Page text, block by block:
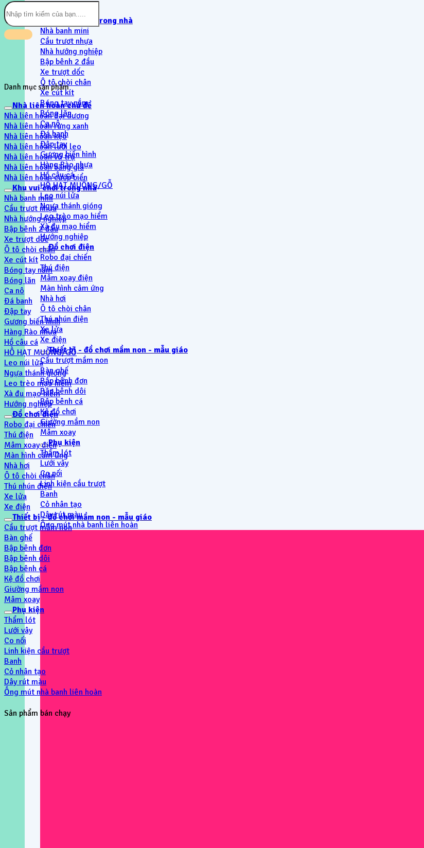
Khu vui chơi trong nhà
Nhà banh mini
Cầu trươt nhựa
Nhà hướng nghiệp
Bập bênh 2 đầu
Xe trượt dốc
Ô tô chòi chân
Xe cút kít
Bóng tay nắm
Bóng lăn
Ca nô
Đá banh
Đập tay
Gương biến hình
Hàng Rào nhựa
Hồ câu cá
HỒ HẠT MUỒNG/GỖ
Leo núi lửa
Ngựa thánh gióng
Leo trèo mạo hiểm
Xà đu mạo hiểm
Hướng nghiệp
Đồ chơi điện
Robo đại chiến
Thú điện
Mâm xoay điện
Màn hình cảm ứng
Nhà hơi
Ô tô chòi chân
Thú nhún điện
Xe lửa
Xe điện
Thiết bị - đồ chơi mầm non - mẫu giáo
Cầu trượt mầm non
Bàn ghế
Bập bênh đơn
Bập bênh dôi
Bập bênh cá
Kệ đồ chơi
Giường mầm non
Mâm xoay
Phụ kiện
Thẩm lót
Lưới vây
Co nối
Linh kiện cầu trượt
Banh
Cỏ nhân tạo
Dây rút màu
Ống mút nhà banh liên hoàn
Tìm
kiếm:
Danh mục sản phẩm
Nhà liên hoàn chủ đề
Nhà liên hoàn đại dương
Nhà liên hoàn rừng xanh
Nhà liên hoàn kẹo
Nhà liên hoàn lưới leo
Nhà liên hoàn vũ trụ
Nhà liên hoàn băng giá
Nhà liên hoàn cướp biển
Khu vui chơi trong nhà
Nhà banh mini
Cầu trươt nhựa
Nhà hướng nghiệp
Bập bênh 2 đầu
Xe trượt dốc
Ô tô chòi chân
Xe cút kít
Bóng tay nắm
Bóng lăn
Ca nô
Đá banh
Đập tay
Gương biến hình
Hàng Rào nhựa
Hồ câu cá
HỒ HẠT MUỒNG/GỖ
Leo núi lửa
Ngựa thánh gióng
Leo trèo mạo hiểm
Xà đu mạo hiểm
Hướng nghiệp
Đồ chơi điện
Robo đại chiến
Thú điện
Mâm xoay điện
Màn hình cảm ứng
Nhà hơi
Ô tô chòi chân
Thú nhún điện
Xe lửa
Xe điện
Thiết bị - đồ chơi mầm non - mẫu giáo
Cầu trượt mầm non
Bàn ghế
Bập bênh đơn
Bập bênh dôi
Bập bênh cá
Kệ đồ chơi
Giường mầm non
Mâm xoay
Phụ kiện
Thẩm lót
Lưới vây
Co nối
Linh kiện cầu trượt
Banh
Cỏ nhân tạo
Dây rút màu
Ống mút nhà banh liên hoàn
Sản phẩm bán chạy